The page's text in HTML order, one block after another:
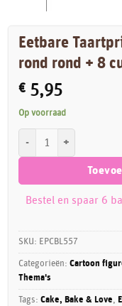
Eetbare
rond rond + 8
€ 5,95
Op voorraad
Bestel en spaar 6
SKU: EPCBL557
Categorieën:Cartoon
Thema's
Tags:Cake, Bake & Love,